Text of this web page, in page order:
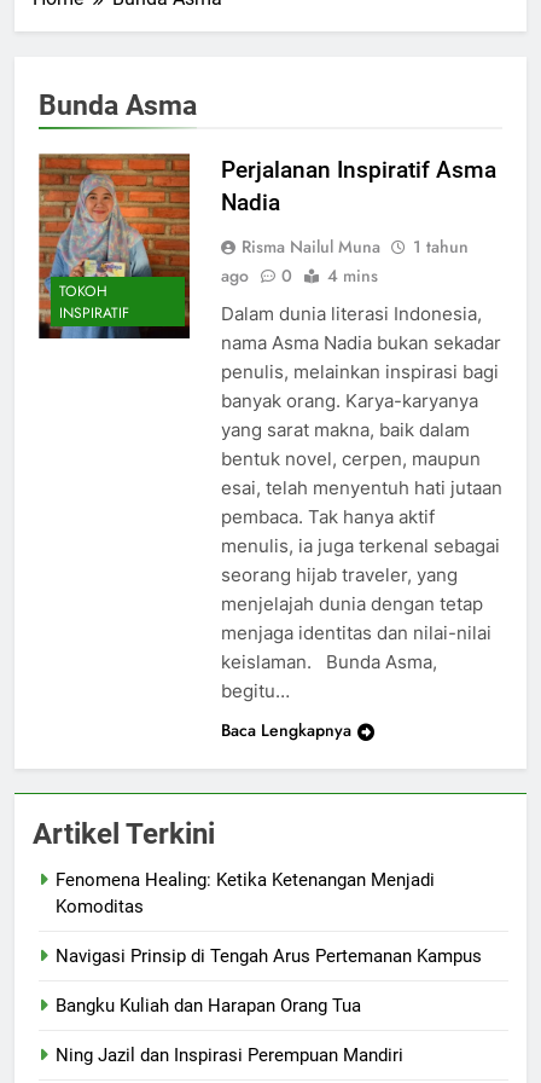
Bunda Asma
TOKOH
INSPIRATIF
Perjalanan Inspiratif Asma
Nadia
Risma Nailul Muna
1 tahun
ago
0 4 mins
Dalam dunia literasi Indonesia,
nama Asma Nadia bukan sekadar
penulis, melainkan inspirasi bagi
banyak orang. Karya-karyanya
yang sarat makna, baik dalam
bentuk novel, cerpen, maupun
esai, telah menyentuh hati jutaan
pembaca. Tak hanya aktif
menulis, ia juga terkenal sebagai
seorang hijab traveler, yang
menjelajah dunia dengan tetap
menjaga identitas dan nilai-nilai
keislaman. Bunda Asma,
begitu…
Baca Lengkapnya
Artikel Terkini
Fenomena Healing: Ketika Ketenangan Menjadi
Komoditas
Navigasi Prinsip di Tengah Arus Pertemanan Kampus
Bangku Kuliah dan Harapan Orang Tua
Ning Jazil dan Inspirasi Perempuan Mandiri